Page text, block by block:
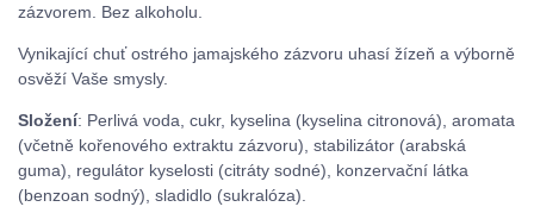
zázvorem. Bez alkoholu.
Vynikající chuť ostrého jamajského zázvoru uhasí žízeň a výborně
osvěží Vaše smysly.
Složení: Perlivá voda, cukr, kyselina (kyselina citronová), aromata
(včetně kořenového extraktu zázvoru), stabilizátor (arabská
guma), regulátor kyselosti (citráty sodné), konzervační látka
(benzoan sodný), sladidlo (sukralóza).